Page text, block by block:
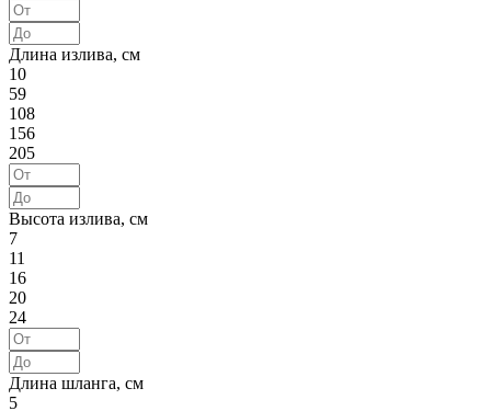
Длина излива, см
10
59
108
156
205
Высота излива, см
7
11
16
20
24
Длина шланга, см
5